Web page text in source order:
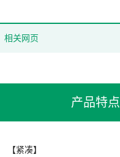
相关网页
产品特点
【紧凑】